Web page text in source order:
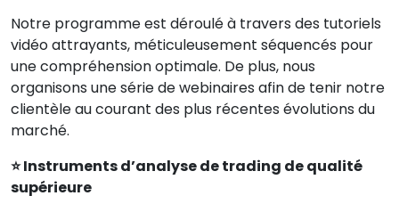
Notre programme est déroulé à travers des tutoriels
vidéo attrayants, méticuleusement séquencés pour
une compréhension optimale. De plus, nous
organisons une série de webinaires afin de tenir notre
clientèle au courant des plus récentes évolutions du
marché.
⭐ Instruments d’analyse de trading de qualité
supérieure